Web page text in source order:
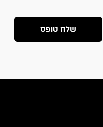
שלח טופס